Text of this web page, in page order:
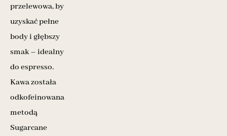
przelewowa, by
uzyskać pełne
body i głębszy
smak – idealny
do espresso.
Kawa została
odkofeinowana
metodą
Sugarcane